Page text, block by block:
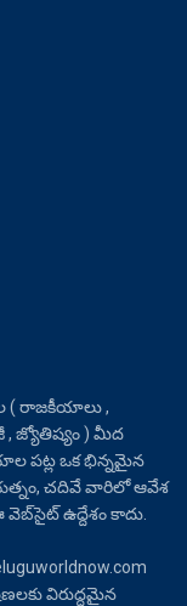
( రాజకీయాలు ,
, జ్యోతిష్యం ) మీద
పట్ల ఒక భిన్నమైన
చదివే వారిలో ఆవేశ
ఉద్దేశం కాదు.
విరుద్ధమైన